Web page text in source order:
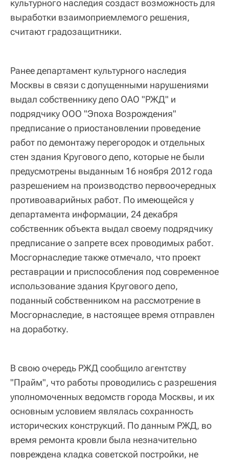
культурного наследия создаст возможность для
выработки взаимоприемлемого решения,
считают градозащитники.
Ранее департамент культурного наследия
Москвы в связи с допущенными нарушениями
выдал собственнику депо ОАО "РЖД" и
подрядчику ООО "Эпоха Возрождения"
предписание о приостановлении проведение
работ по демонтажу перегородок и отдельных
стен здания Кругового депо, которые не были
предусмотрены выданным 16 ноября 2012 года
разрешением на производство первоочередных
противоаварийных работ. По имеющейся у
департамента информации, 24 декабря
собственник объекта выдал своему подрядчику
предписание о запрете всех проводимых работ.
Мосгорнаследие также отмечало, что проект
реставрации и приспособления под современное
использование здания Кругового депо,
поданный собственником на рассмотрение в
Мосгорнаследие, в настоящее время отправлен
на доработку.
В свою очередь РЖД сообщило агентству
"Прайм", что работы проводились с разрешения
уполномоченных ведомств города Москвы, и их
основным условием являлась сохранность
исторических конструкций. По данным РЖД, во
время ремонта кровли была незначительно
повреждена кладка советской постройки, не